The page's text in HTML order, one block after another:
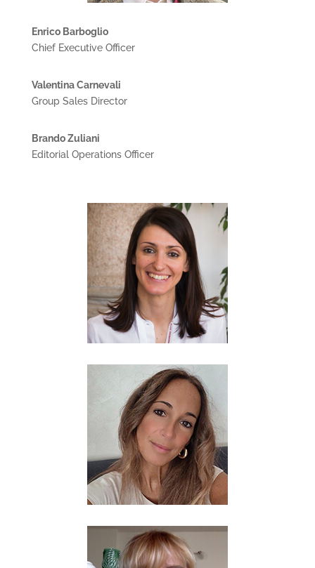
Enrico Barboglio
Chief Executive Officer
Valentina Carnevali
Group Sales Director
Brando Zuliani
Editorial Operations Officer